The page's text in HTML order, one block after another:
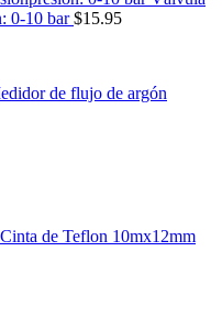
0-10 bar $15.95
de flujo de argón
Cinta de Teflon 10mx12mm